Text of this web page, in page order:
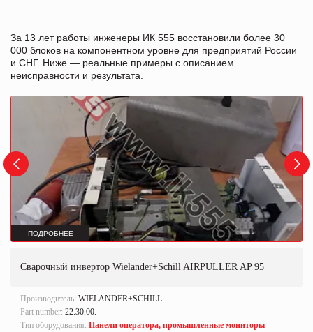
За 13 лет работы инженеры ИК 555 восстановили более 30
000 блоков на компонентном уровне для предприятий России
и СНГ. Ниже — реальные примеры с описанием
неисправности и результата.
ПОДРОБНЕЕ
Сварочный инвертор Wielander+Schill AIRPULLER AP 95
Производитель: WIELANDER+SCHILL
Part number: 22.30.00.
Тип оборудования: Панели оператора, промышленные мониторы